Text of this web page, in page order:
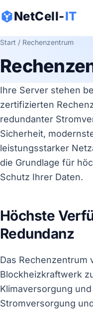
NetCell-IT
Start / Rechenzentrum
Ihre Server stehen
zertifizierten
redundanter
Sicherheit,
leistungsstarker
die Grundlage für
Schutz Ihrer Daten.
Höchste
Redundanz
Das Rechenzentrum
Blockheizkraftwerk
Klimaversorgung
Stromversorgung